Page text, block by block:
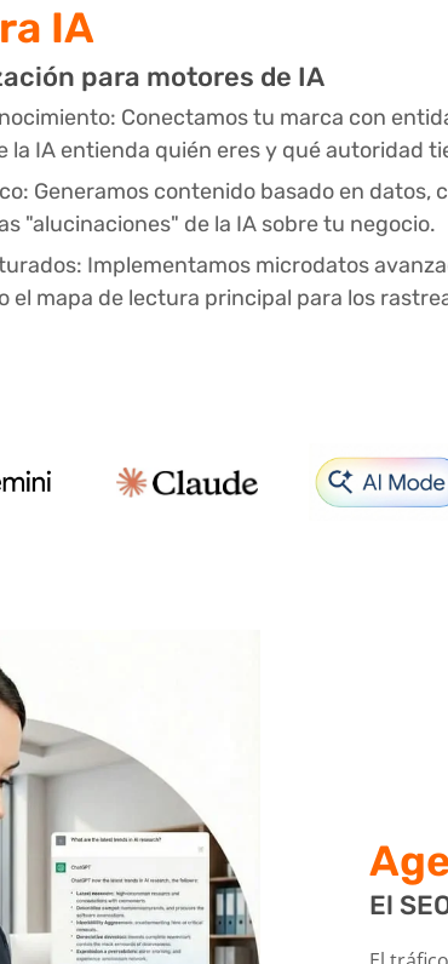
IA
para motores de IA
Conectamos tu marca con
la IA entienda quién eres y qué autoridad
Generamos contenido basado en datos,
"alucinaciones" de la IA sobre tu negocio.
Implementamos microdatos
el mapa de lectura principal para los
El